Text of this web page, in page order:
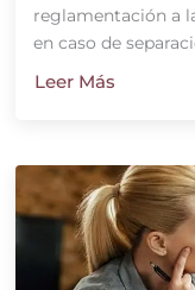
reglamentación a
en caso de
Leer Más